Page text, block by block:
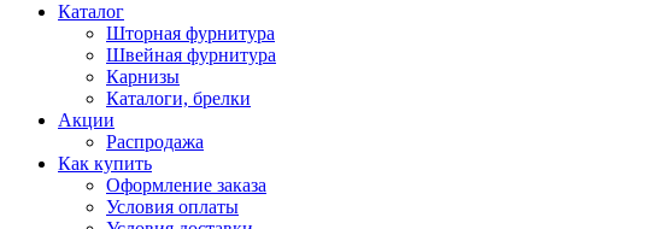
Каталог
Шторная фурнитура
Швейная фурнитура
Карнизы
Каталоги, брелки
Акции
Распродажа
Как купить
Оформление заказа
Условия оплаты